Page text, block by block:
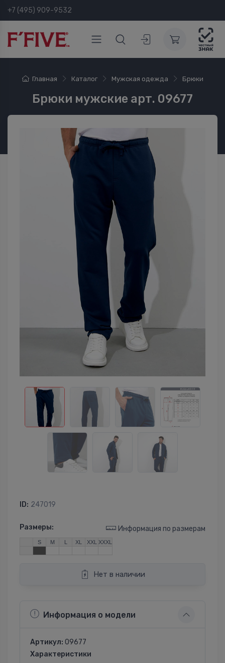
+7 (495) 909-9532
Главная Каталог Мужская одежда Брюки
Брюки мужские арт. 09677
ID: 247019
Размеры: Информация по размерам
S M L XL XXL XXXL
Нет в наличии
Информация о модели
Артикул: 09677
Характеристики